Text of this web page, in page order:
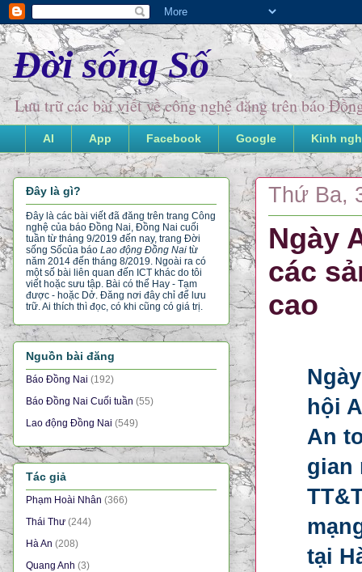
Đời sống Số
Lưu trữ các bài viết về công nghệ đăng trên báo
AI App Facebook Google Kinh
Thứ Ba,
Ngày
các
cao
hội
An
gian
tại
Đây là gì?
Đây là các bài viết đã đăng trên trang Công
nghệ của báo Đồng Nai, Đồng Nai cuối
tuần từ tháng 9/2019 đến nay, trang Đời
sống Sốcủa báo Lao động Đồng Nai từ
năm 2014 đến tháng 8/2019. Ngoài ra có
một số bài liên quan đến ICT khác do tôi
viết hoặc sưu tập. Bài có thể Hay - Tạm
được - hoặc Dở. Đăng nơi đây chỉ để lưu
trữ. Ai thích thì đọc, có khi cũng có giá trị.
Nguồn bài đăng
Báo Đồng Nai (192)
Báo Đồng Nai Cuối tuần (55)
Lao động Đồng Nai (549)
Tác giả
Phạm Hoài Nhân (366)
Thái Thư (244)
Hà An (208)
Quang Anh (3)